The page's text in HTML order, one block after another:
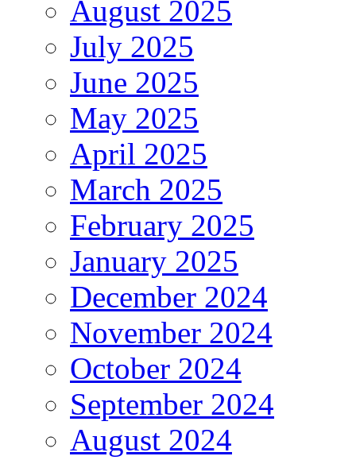
August 2025
July 2025
June 2025
May 2025
April 2025
March 2025
February 2025
January 2025
December 2024
November 2024
October 2024
September 2024
August 2024